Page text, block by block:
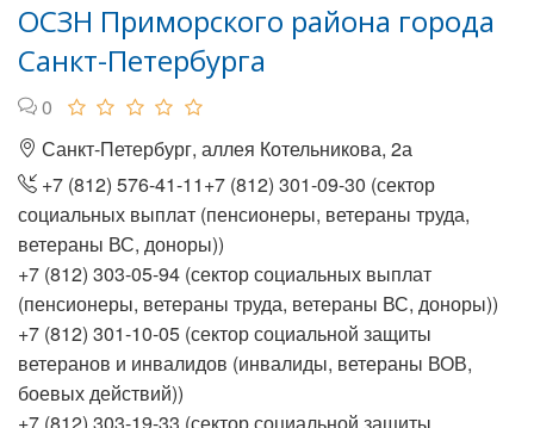
ОСЗН Приморского района города
Санкт-Петербурга
0
Санкт-Петербург, аллея Котельникова, 2а
+7 (812) 576-41-11+7 (812) 301-09-30 (сектор
социальных выплат (пенсионеры, ветераны труда,
ветераны ВС, доноры))
+7 (812) 303-05-94 (сектор социальных выплат
(пенсионеры, ветераны труда, ветераны ВС, доноры))
+7 (812) 301-10-05 (сектор социальной защиты
ветеранов и инвалидов (инвалиды, ветераны ВОВ,
боевых действий))